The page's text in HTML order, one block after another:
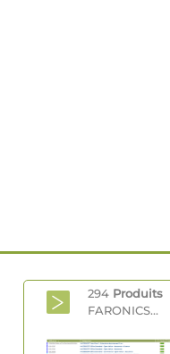
294 Produits
FARONICS...